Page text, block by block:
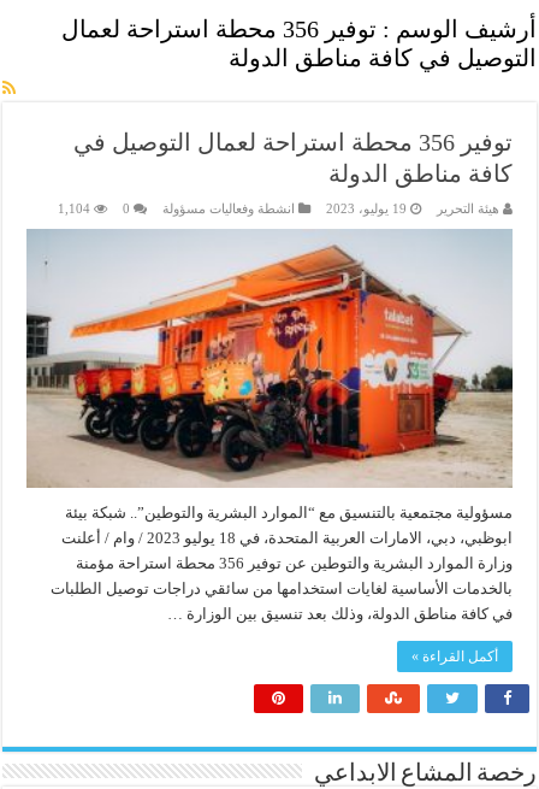
أرشيف الوسم :
توفير 356 محطة استراحة لعمال
التوصيل في كافة مناطق الدولة
توفير 356 محطة استراحة لعمال التوصيل في
كافة مناطق الدولة
هيئة التحرير 19 يوليو، 2023 انشطة وفعاليات مسؤولة 0
1,104
مسؤولية مجتمعية بالتنسيق مع “الموارد البشرية والتوطين”.. شبكة بيئة
ابوظبي، دبي، الامارات العربية المتحدة، في 18 يوليو 2023 / وام / أعلنت
وزارة الموارد البشرية والتوطين عن توفير 356 محطة استراحة مؤمنة
بالخدمات الأساسية لغايات استخدامها من سائقي دراجات توصيل الطلبات
في كافة مناطق الدولة، وذلك بعد تنسيق بين الوزارة …
أكمل القراءة »
رخصة المشاع الابداعي